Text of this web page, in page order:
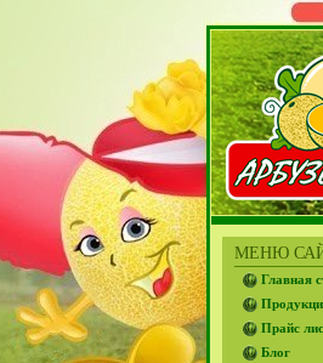
МЕНЮ
Главная
Прайс
Блог